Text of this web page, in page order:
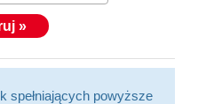
»
spełniających powyższe